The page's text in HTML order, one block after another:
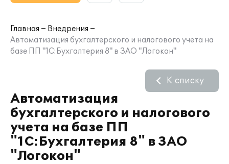
Главная
Внедрения
Автоматизация бухгалтерского и налогового учета на
базе ПП "1С:Бухгалтерия 8" в ЗАО "Логокон"
Автоматизация
бухгалтерского и налогового
учета на базе ПП
"1С:Бухгалтерия 8" в ЗАО
"Логокон"
К списку